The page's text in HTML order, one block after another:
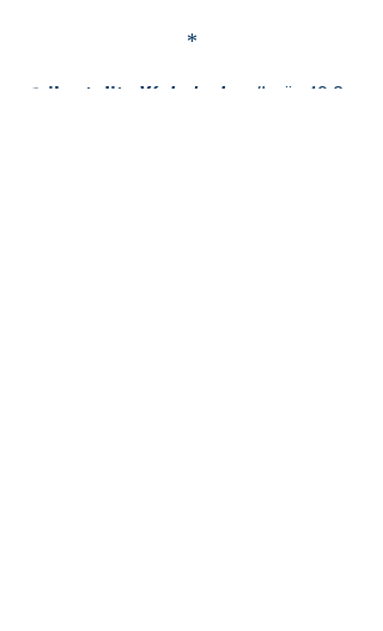
*
2 il est dit Yésha'yahou /Isaïe 49:8.